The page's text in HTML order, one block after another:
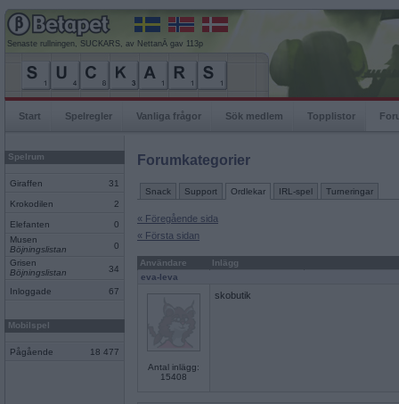
Senaste rullningen, SUCKARS, av NettanÄ gav 113p
Start Spelregler Vanliga frågor Sök medlem Topplistor
Spelrum
Giraffen 31
Krokodilen 2
Elefanten
0
Musen
Böjningslistan
0
Grisen
Böjningslistan
34
Inloggade 67
Mobilspel
Pågående 18 477
Forumkategorier
Snack Support Ordlekar IRL-spel Turneringar
« Föregående sida
« Första sidan
Användare
Inlägg
eva-leva
Antal inlägg:
15408
skobutik